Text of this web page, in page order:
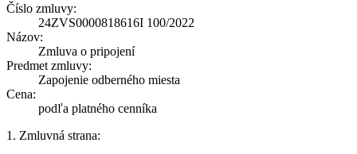
Číslo zmluvy:
24ZVS0000818616I 100/2022
Názov:
Zmluva o pripojení
Predmet zmluvy:
Zapojenie odberného miesta
Cena:
podľa platného cenníka
1. Zmluvná strana: